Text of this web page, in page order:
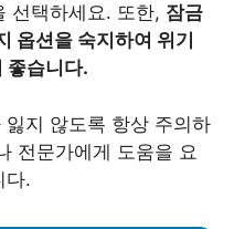
선택하세요. 또한, 잠금
옵션을 숙지하여 위기
좋습니다.
지 않도록 항상 주의하
전문가에게 도움을 요
다.